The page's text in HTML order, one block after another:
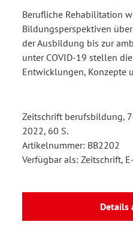
Berufliche Rehabilitation
Bildungsperspektiven
der Ausbildung bis zur
unter COVID-19 stellen
Entwicklungen, Konzepte
Zeitschrift berufsbildung,
2022, 60 S.
Artikelnummer: BB2202
Verfügbar als: Zeitschrift,
Details